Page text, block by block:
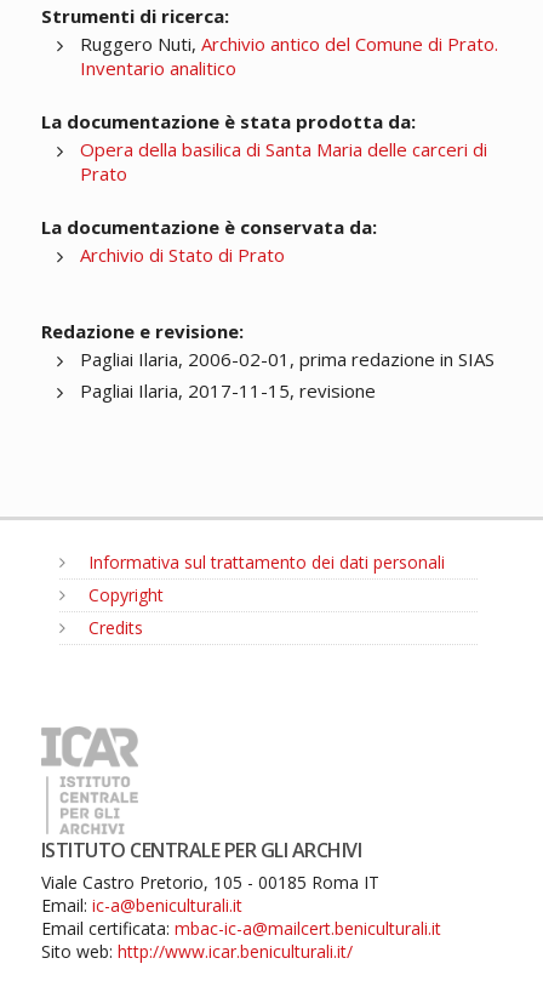
Strumenti di ricerca:
Ruggero Nuti, Archivio antico del Comune di Prato.
Inventario analitico
La documentazione è stata prodotta da:
Opera della basilica di Santa Maria delle carceri di
Prato
La documentazione è conservata da:
Archivio di Stato di Prato
Redazione e revisione:
Pagliai Ilaria, 2006-02-01, prima redazione in SIAS
Pagliai Ilaria, 2017-11-15, revisione
Informativa sul trattamento dei dati personali
Copyright
Credits
ISTITUTO CENTRALE PER GLI ARCHIVI
Viale Castro Pretorio, 105 - 00185 Roma IT
Email: ic-a@beniculturali.it
Email certificata: mbac-ic-a@mailcert.beniculturali.it
Sito web: http://www.icar.beniculturali.it/